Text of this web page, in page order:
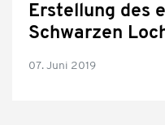
Erstellung des
Schwarzen
07. Juni 2019